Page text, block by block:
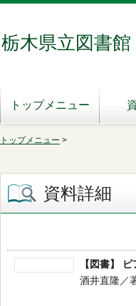
栃木県立図書館
トップメニュー
トップメニュー >
資料詳細
【図書】
酒井直隆／